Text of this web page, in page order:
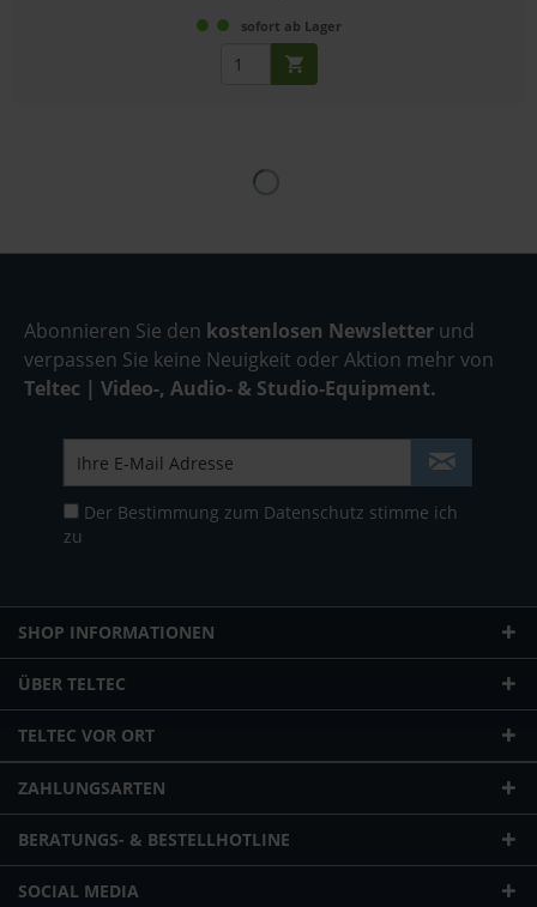
sofort ab Lager
Abonnieren Sie den kostenlosen Newsletter und
verpassen Sie keine Neuigkeit oder Aktion mehr von
Teltec | Video-, Audio- & Studio-Equipment.
Der Bestimmung zum Datenschutz stimme ich
zu
SHOP INFORMATIONEN
ÜBER TELTEC
TELTEC VOR ORT
ZAHLUNGSARTEN
BERATUNGS- & BESTELLHOTLINE
SOCIAL MEDIA